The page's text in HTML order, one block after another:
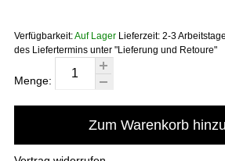
Verfügbarkeit:Auf Lager Lieferzeit: 2-3
des Liefertermins unter "Lieferung und Retoure"
Menge:
Zum Warenkorb